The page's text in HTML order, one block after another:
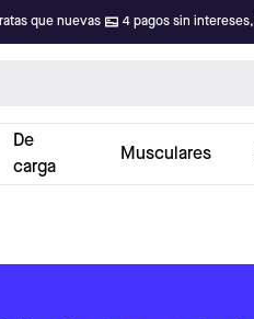
que nuevas 4 pagos sin
De
carga
Musculares